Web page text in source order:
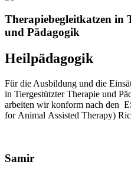
Therapiebegleitkatzen in
und Pädagogik
Heilpädagogik
Für die Ausbildung und die
in Tiergestützter Therapie und
arbeiten wir konform nach den
for Animal Assisted Therapy)
Samir